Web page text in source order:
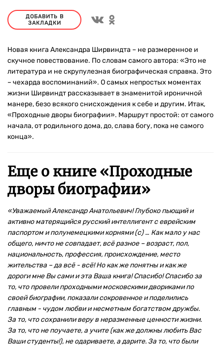
ДОБАВИТЬ В
ЗАКЛАДКИ
Новая книга Александра Ширвиндта – не размеренное и
скучное повествование. По словам самого автора: «Это не
литература и не скрупулезная биографическая справка. Это
– чехарда воспоминаний». О самых непростых моментах
жизни Ширвиндт рассказывает в знаменитой ироничной
манере, безо всякого снисхождения к себе и другим. Итак,
«Проходные дворы биографии». Маршрут простой: от самого
начала, от родильного дома, до, слава богу, пока не самого
конца».
Еще о книге «Проходные
дворы биографии»
«Уважаемый Александр Анатольевич! Глубоко пьющий и
активно матерящийся русский интеллигент с еврейским
паспортом и полунемецкими корнями (с) … Как мало у нас
общего, ничто не совпадает, всё разное – возраст, пол,
национальность, профессия, происхождение, место
жительства – да всё - всё! Но как же понятны и как же
дороги мне Вы сами и эта Ваша книга! Спасибо! Спасибо за
то, что провели проходными московскими двориками по
своей биографии, показали сокровенное и поделились
главным - чудом любви и несметным богатством дружбы.
За то, что сохранили веру в неразменные ценности жизни.
За то, что не поучаете, а учите (как же должны любить Вас
Ваши студенты!), не одариваете, а дарите. За то, что были